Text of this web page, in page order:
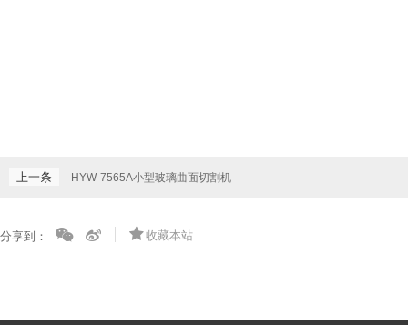
上一条 HYW-7565A小型玻璃曲面切割机
分享到： 收藏本站